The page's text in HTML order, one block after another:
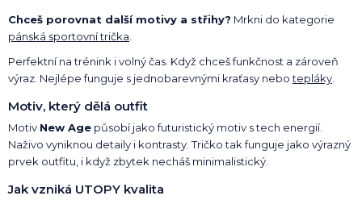
Chceš porovnat další motivy a střihy? Mrkni do kategorie
pánská sportovní trička
Perfektní na trénink i volný čas. Když chceš funkčnost a zároveň
výraz. Nejlépe funguje s jednobarevnými kraťasy nebotepláky
Motiv, který dělá outfit
Motiv New Age působí jako futuristický motiv s tech energií.
Naživo vyniknou detaily i kontrasty. Tričko tak funguje jako výrazný
prvek outfitu, i když zbytek necháš minimalistický.
Jak vzniká UTOPY kvalita